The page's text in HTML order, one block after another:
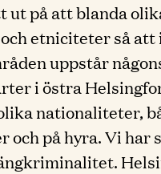
ut på att blanda
etniciteter så att
uppstår
i östra
nationaliteter,
och på hyra. Vi har